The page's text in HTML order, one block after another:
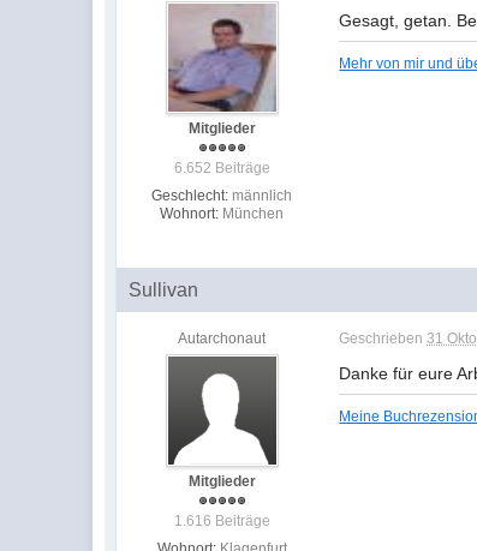
Mitglieder
6.652 Beiträge
Geschlecht: männlich
Wohnort: München
Gesagt, getan.
Mehr von mir und
Sullivan
Autarchonaut
Mitglieder
1.616 Beiträge
Geschrieben31
Danke für eure
Meine